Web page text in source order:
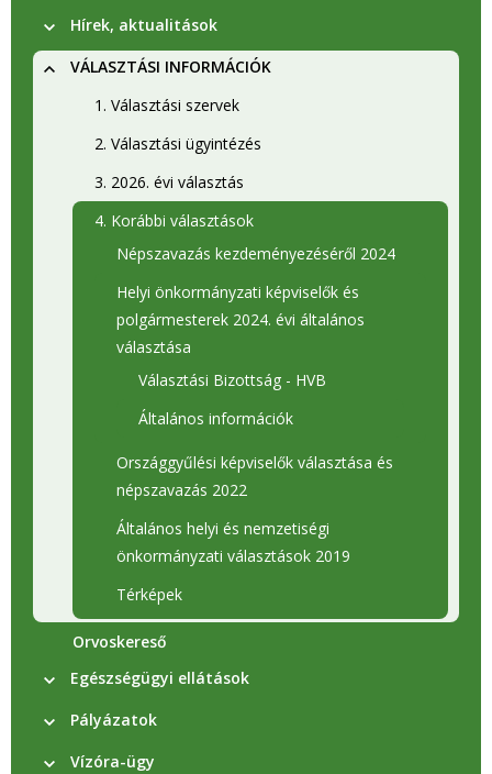
Hírek, aktualitások
VÁLASZTÁSI INFORMÁCIÓK
1. Választási szervek
2. Választási ügyintézés
3. 2026. évi választás
4. Korábbi választások
Népszavazás kezdeményezéséről 2024
Helyi önkormányzati képviselők és
polgármesterek 2024. évi általános
választása
Választási Bizottság - HVB
Általános információk
Országgyűlési képviselők választása és
népszavazás 2022
Általános helyi és nemzetiségi
önkormányzati választások 2019
Térképek
Orvoskereső
Egészségügyi ellátások
Pályázatok
Vízóra-ügy